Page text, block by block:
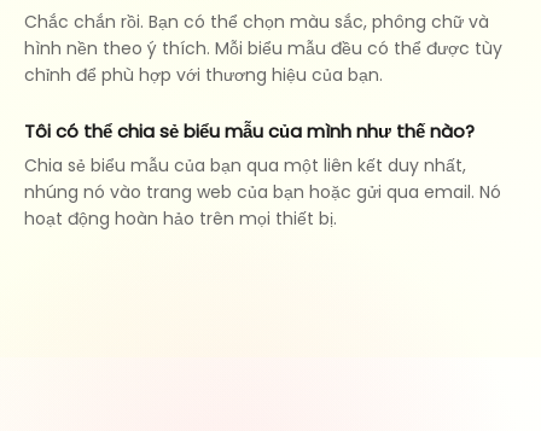
Chắc chắn rồi. Bạn có thể chọn màu sắc, phông chữ và
hình nền theo ý thích. Mỗi biểu mẫu đều có thể được tùy
chỉnh để phù hợp với thương hiệu của bạn.
Tôi có thể chia sẻ biểu mẫu của mình như thế nào?
Chia sẻ biểu mẫu của bạn qua một liên kết duy nhất,
nhúng nó vào trang web của bạn hoặc gửi qua email. Nó
hoạt động hoàn hảo trên mọi thiết bị.